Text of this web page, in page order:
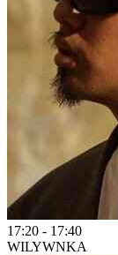
17:20 - 17:40
WILYWNKA